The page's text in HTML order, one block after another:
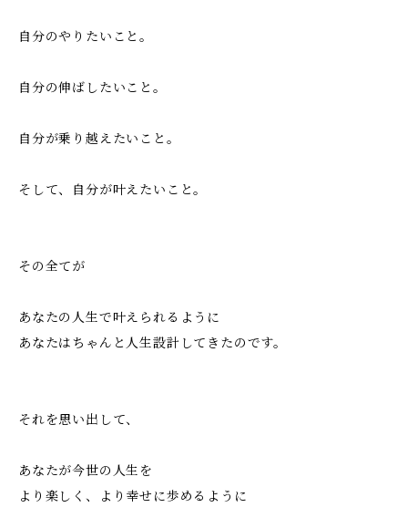
自分のやりたいこと。
自分の伸ばしたいこと。
自分が乗り越えたいこと。
そして、自分が叶えたいこと。
その全てが
あなたの人生で叶えられるように
あなたはちゃんと人生設計してきたのです。
それを思い出して、
あなたが今世の人生を
より楽しく、より幸せに歩めるように